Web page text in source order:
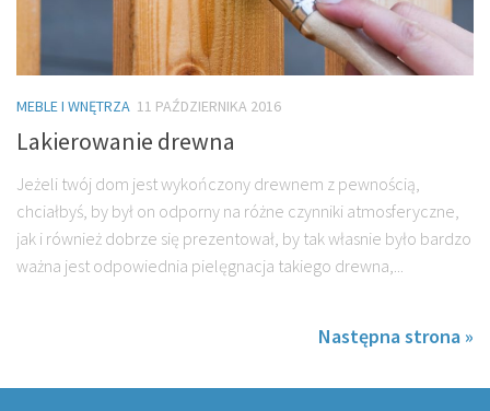
MEBLE I WNĘTRZA 11 PAŹDZIERNIKA 2016
Lakierowanie drewna
Jeżeli twój dom jest wykończony drewnem z pewnością,
chciałbyś, by był on odporny na różne czynniki atmosferyczne,
jak i również dobrze się prezentował, by tak własnie było bardzo
ważna jest odpowiednia pielęgnacja takiego drewna,...
Następna strona »